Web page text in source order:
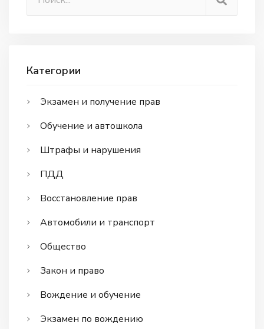
Категории
Экзамен и получение прав
Обучение и автошкола
Штрафы и нарушения
ПДД
Восстановление прав
Автомобили и транспорт
Общество
Закон и право
Вождение и обучение
Экзамен по вождению